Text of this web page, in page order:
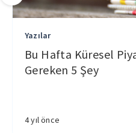
Yazılar
Bu Hafta Küresel
Gereken 5 Şey
4 yıl önce